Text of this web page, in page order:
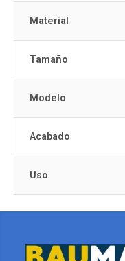
Material
Tamaño
Modelo
Acabado
Uso